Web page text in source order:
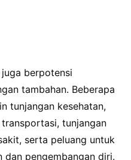
berpotensi
tambahan. Beberapa
tunjangan kesehatan,
tunjangan
serta peluang untuk
pengembangan diri.